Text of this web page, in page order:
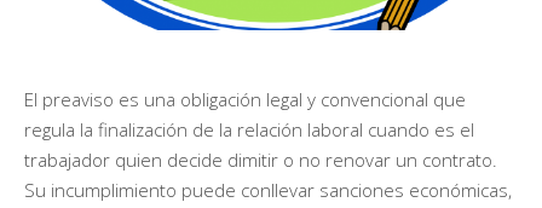
El preaviso es una obligación legal y convencional que
regula la finalización de la relación laboral cuando es el
trabajador quien decide dimitir o no renovar un contrato.
Su incumplimiento puede conllevar sanciones económicas,